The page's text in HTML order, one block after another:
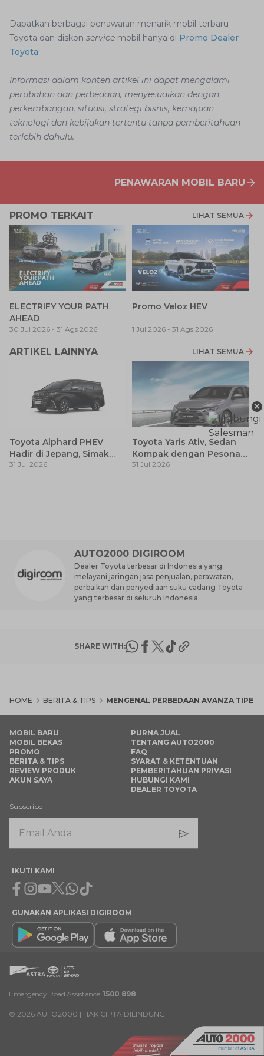
Dapatkan berbagai penawaran menarik mobil terbaru
Toyota dan diskon service mobil hanya di Promo Dealer
Toyota!
Informasi dalam konten artikel ini dapat mengalami
perubahan dan perbedaan, menyesuaikan dengan
perkembangan, situasi, strategi bisnis, kemajuan
teknologi dan kebijakan tertentu tanpa pemberitahuan
terlebih dahulu.
PENAWARAN MOBIL BARU
PROMO TERKAIT LIHAT SEMUA
ELECTRIFY YOUR PATH
AHEAD
30 Jul 2026 - 31 Ags 2026
Promo Veloz HEV
1 Jul 2026 - 31 Ags 2026
ARTIKEL LAINNYA LIHAT SEMUA
Toyota Alphard PHEV
Hadir di Jepang, Simak
Pembaruan dan Fitur
31 Jul 2026
Toyota Yaris Ativ, Sedan
Kompak dengan Pesona
Modern
31 Jul 2026
AUTO2000 DIGIROOM
Dealer Toyota terbesar di Indonesia yang
melayani jaringan jasa penjualan, perawatan,
perbaikan dan penyediaan suku cadang Toyota
yang terbesar di seluruh Indonesia.
SHARE WITH:
HOME BERITA & TIPS MENGENAL PERBEDAAN AVANZA TIPE E
×
MOBIL BARU
MOBIL BEKAS
PROMO
BERITA & TIPS
REVIEW PRODUK
AKUN SAYA
PURNA JUAL
TENTANG AUTO2000
FAQ
SYARAT & KETENTUAN
PEMBERITAHUAN PRIVASI
HUBUNGI KAMI
DEALER TOYOTA
Subscribe
IKUTI KAMI
Facebook
Instagram
Youtube
X Whatsapp
Tiktok
GUNAKAN APLIKASI DIGIROOM
Emergency Road Assistance 1500 898
© 2026 AUTO2000 | HAK CIPTA DILINDUNGI